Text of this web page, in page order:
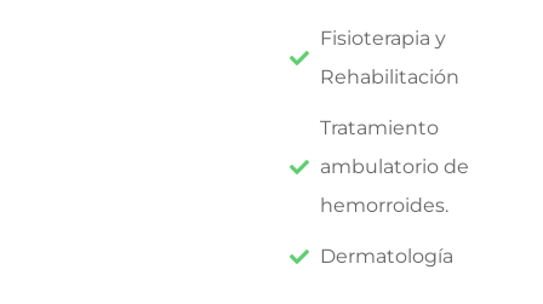
Fisioterapia y
Rehabilitación
Tratamiento
ambulatorio de
hemorroides.
Dermatología